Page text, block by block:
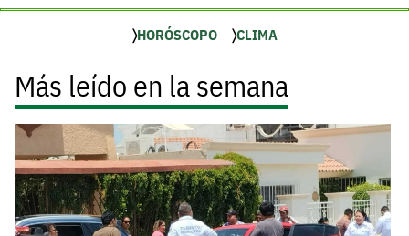
HORÓSCOPO CLIMA
Más leído en la semana